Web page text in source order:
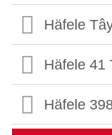
Häfele
Häfele 41
Häfele